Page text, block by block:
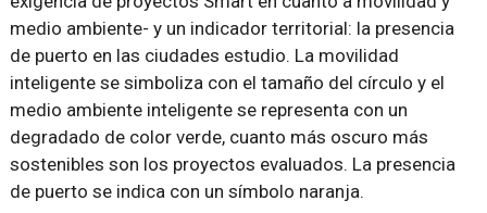
medio ambiente- y un indicador territorial: la presencia
de puerto en las ciudades estudio. La movilidad
inteligente se simboliza con el tamaño del círculo y el
medio ambiente inteligente se representa con un
degradado de color verde, cuanto más oscuro más
sostenibles son los proyectos evaluados. La presencia
de puerto se indica con un símbolo naranja.